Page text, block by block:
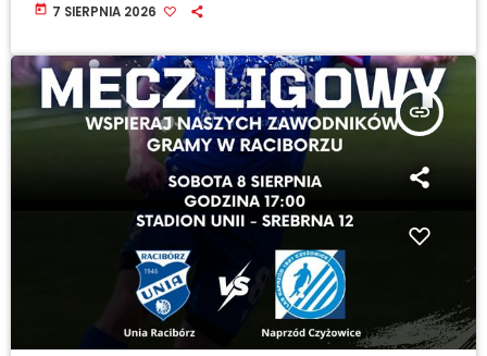
today 7 SIERPNIA 2026
insert_link